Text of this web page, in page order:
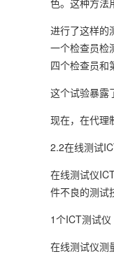
色。这种方法
进行了这样的
一个检查员检
四个检查员和
这个试验暴露
现在，在代理
2.2在线测试
在线测试仪
件不良的测试
1个ICT测试仪
在线测试仪测